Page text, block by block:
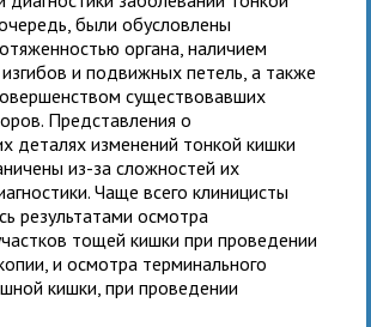
были обусловлены
органа, наличием
и подвижных петель, а также
существовавших
Представления о
деталях изменений тонкой кишки
из-за сложностей их
Чаще всего клиницисты
результатами осмотра
тощей кишки при проведении
и осмотра терминального
кишки, при проведении